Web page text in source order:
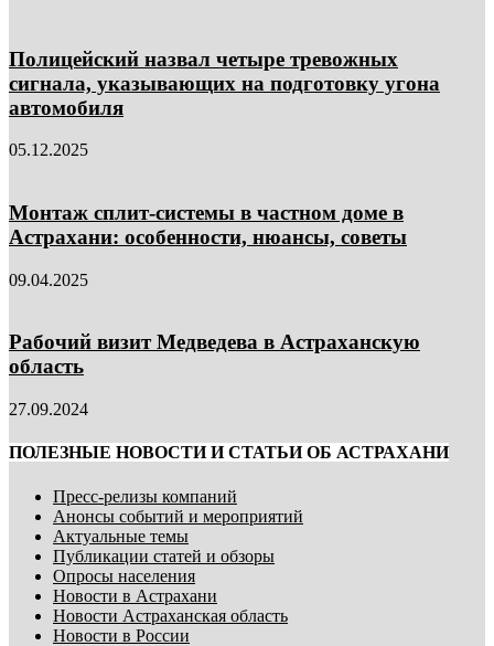
Полицейский назвал четыре тревожных
сигнала, указывающих на подготовку угона
автомобиля
05.12.2025
Монтаж сплит-системы в частном доме в
Астрахани: особенности, нюансы, советы
09.04.2025
Рабочий визит Медведева в Астраханскую
область
27.09.2024
ПОЛЕЗНЫЕ НОВОСТИ И СТАТЬИ ОБ АСТРАХАНИ
Пресс-релизы компаний
Анонсы событий и мероприятий
Актуальные темы
Публикации статей и обзоры
Опросы населения
Новости в Астрахани
Новости Астраханская область
Новости в России